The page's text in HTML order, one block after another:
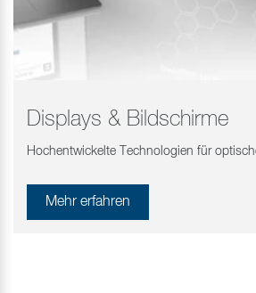
Displays & Bildschirme
Hochentwickelte Technologien für
Mehr erfahren